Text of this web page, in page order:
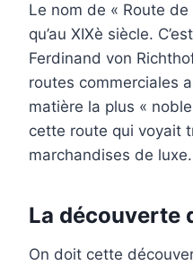
Le nom de « Route de
qu’au XIXè siècle.
Ferdinand von
routes commerciales
matière la plus «
cette route qui voyait
marchandises de luxe.
La découverte
On doit cette